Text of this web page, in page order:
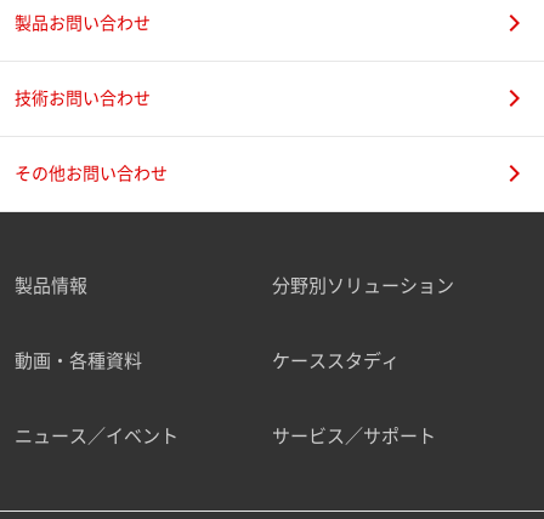
ご勤務先
職種
製品お問い合わせ
技術お問い合わせ
その他お問い合わせ
製品情報 分野別ソリューション
動画・各種資料 ケーススタディ
ニュース／イベント サービス／サポート